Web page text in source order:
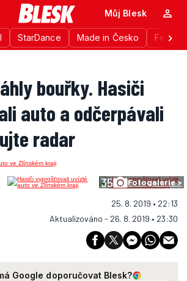
StarDance Made in Česko
Můj Blesk
bouřky. Hasiči
auto a odčerpávali
radar
35 Fotogalerie >
25. 8. 2019 • 22:13
Aktualizováno - 26. 8. 2019 • 23:30
Google doporučovat Blesk?